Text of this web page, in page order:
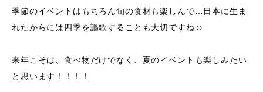
季節のイベントはもちろん旬の食材も楽しんで…日本に生ま
れたからには四季を謳歌することも大切ですね☺
来年こそは、食べ物だけでなく、夏のイベントも楽しみたい
と思います！！！！